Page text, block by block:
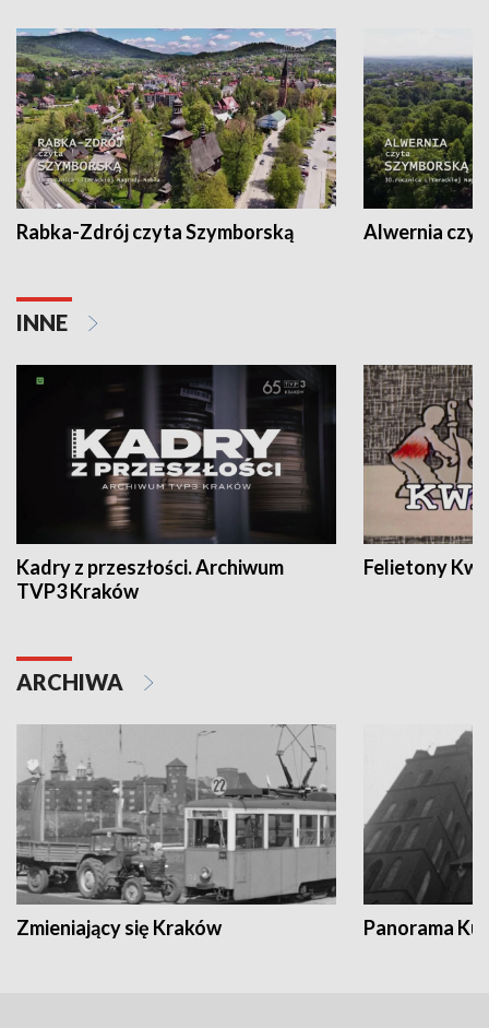
Rabka-Zdrój czyta Szymborską Alwernia
INNE
Kadry z przeszłości. Archiwum
TVP3 Kraków
Felietony
ARCHIWA
Zmieniający się Kraków Panorama